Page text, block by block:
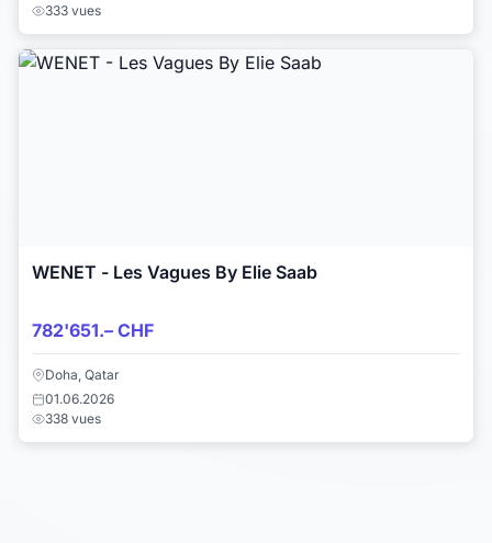
333 vues
WENET - Les Vagues By Elie Saab
782'651.– CHF
Doha, Qatar
01.06.2026
338 vues